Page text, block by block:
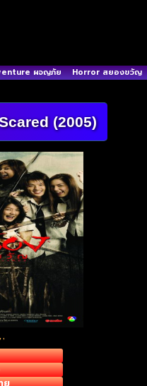
ผจญภัย Horror สยองขวัญ
(2005)